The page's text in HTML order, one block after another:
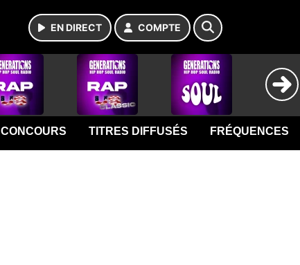
EN DIRECT COMPTE
CONCOURS TITRES DIFFUSÉS FRÉQUENCES